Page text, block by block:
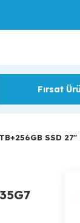
Fırsat
SSD 27''